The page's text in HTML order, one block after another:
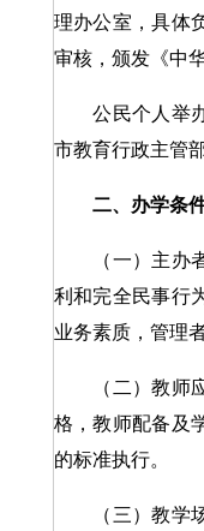
理办公室，具体
审核，颁发《中
公民个人举办
市教育行政主管
二、办学条
（一）主办者
利和完全民事行
业务素质，管理
（二）教师应
格，教师配备及
的标准执行。
（三）教学场